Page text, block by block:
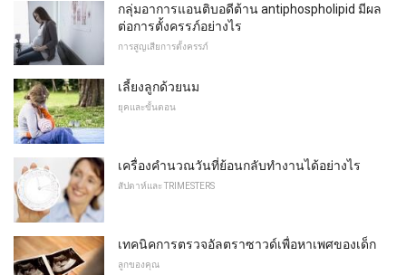
กลุ่มอาการแอนติบอดีต้าน antiphospholipid มีผล
ต่อการตั้งครรภ์อย่างไร
การสูญเสียการตั้งครรภ์
เลี้ยงลูกด้วยนม
ยุคและขั้นตอน
เครื่องคำนวณวันที่ย้อนกลับทำงานได้อย่างไร
สัปดาห์และ TRIMESTERS
เทคนิคการตรวจอัลตราซาวด์เพื่อหาเพศของเด็ก
ลูกของคุณ